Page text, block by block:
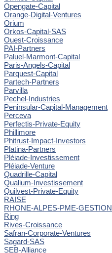
Opengate-Capital
Orange-Digital-Ventures
Orium
Orkos-Capital-SAS
Ouest-Croissance
PAI-Partners
Paluel-Marmont-Capital
Paris-Angels-Capital
Parquest-Capital
Partech-Partners
Parvilla
Pechel-Industries
Peninsular-Capital-Management
Perceva
Perfectis-Private-Equity
Phillimore
Phitrust-Impact-Investors
Platina-Partners
Pléiade-Investissement
Pléiade-Venture
Quadrille-Capital
Qualium-Investissement
Quilvest-Private-Equity
RAISE
RHONE-ALPES-PME-GESTION
Ring
Rives-Croissance
Safran-Corporate-Ventures
Sagard-SAS
SEB-Alliance